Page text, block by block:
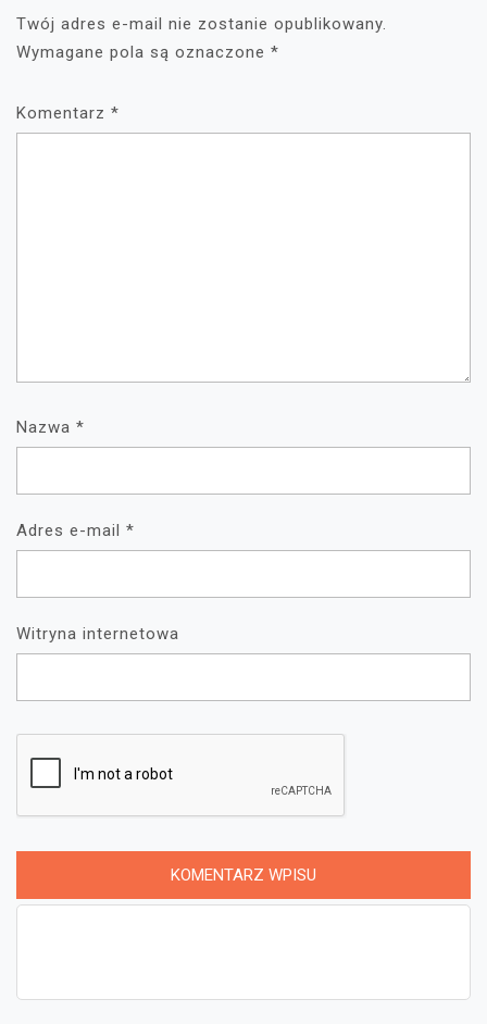
Twój adres e-mail nie zostanie opublikowany.
Wymagane pola są oznaczone *
Komentarz *
Nazwa *
Adres e-mail *
Witryna internetowa